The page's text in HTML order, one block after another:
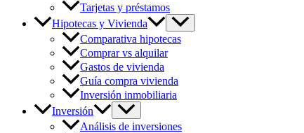
Tarjetas y préstamos
Hipotecas y Vivienda
Comparativa hipotecas
Comprar vs alquilar
Gastos de vivienda
Guía compra vivienda
Inversión inmobiliaria
Inversión
Análisis de inversiones